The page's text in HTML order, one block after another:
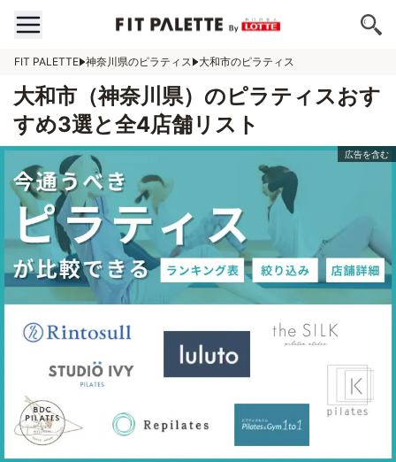
FIT PALETTE 神奈川県のピラティス 大和市のピラティス
大和市（神奈川県）のピラティスおす
すめ3選と全4店舗リスト